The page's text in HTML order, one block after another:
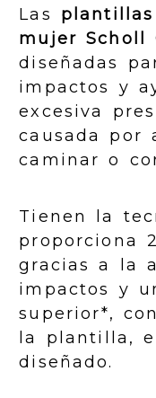
Las
mujer Scholl
diseñadas
impactos y
excesiva
causada por
caminar o
Tienen la
proporciona
gracias a la
impactos y
superior*,
la plantilla,
diseñado.